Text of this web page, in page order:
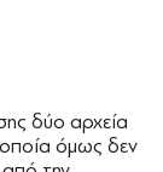
δύο αρχεία
όμως δεν